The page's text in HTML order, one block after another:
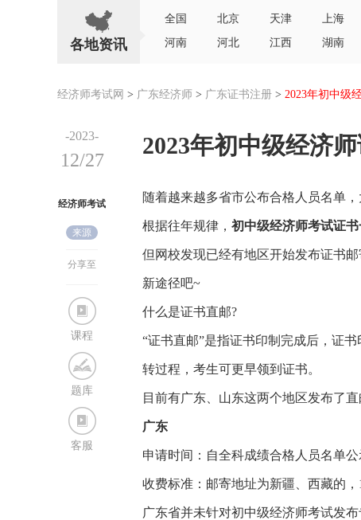
各地资讯
全国 北京 天津 上海
河南
河北 江西 湖南
经济师考试网 > 广东经济师 > 广东证书注册 > 2023年初中级
-2023-
12/27
经济师考试
网
来源
分享至
课程
题库
客服
2023年初中级经济
随着越来越多省市公布合格人员名单
根据往年规律， 初中级经济师考试证
但网校发现已经有地区开始发布证书
新途径吧~
什么是证书直邮?
“证书直邮”是指证书印制完成后，证
转过程，考生可更早领到证书。
目前有广东、山东这两个地区发布了直
广东
申请时间：自全科成绩合格人员名单
收费标准：邮寄地址为新疆、西藏的，
广东省并未针对初中级经济师考试发